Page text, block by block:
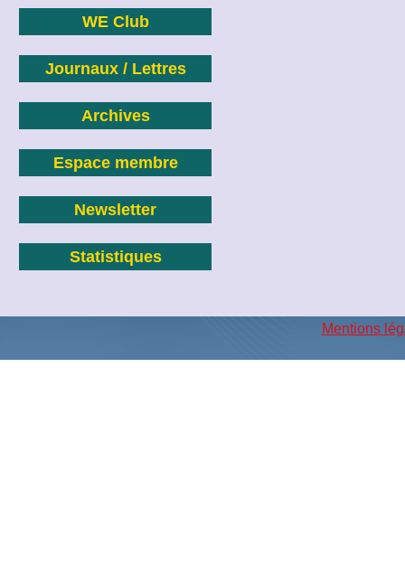
WE Club
Journaux / Lettres
Archives
Espace membre
Newsletter
Statistiques
Mentions